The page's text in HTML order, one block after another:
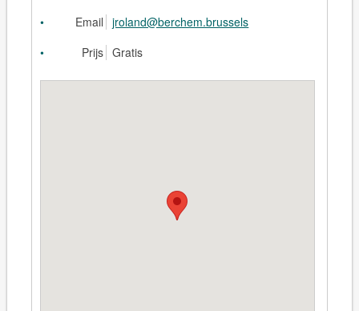
Email
jroland@berchem.brussels
Prijs Gratis